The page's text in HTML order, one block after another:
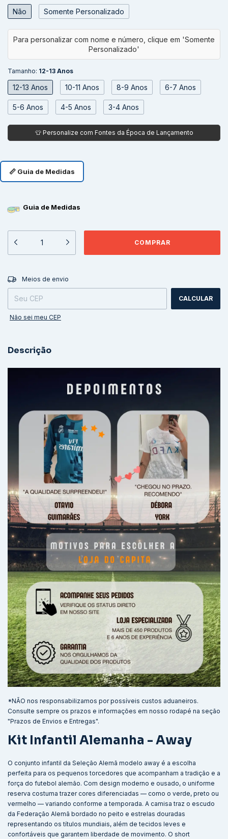
Não Somente Personalizado
Tamanho: 12-13 Anos
12-13 Anos 10-11 Anos 8-9 Anos 6-7 Anos
5-6 Anos 4-5 Anos 3-4 Anos
📏 Guia de Medidas
Guia de Medidas
Entregas para o CEP:
Meios de envio
CALCULAR
Não sei meu CEP
Descrição
*NÃO nos responsabilizamos por possíveis custos aduaneiros.
Consulte sempre os prazos e informações em nosso rodapé na seção
"Prazos de Envios e Entregas".
Kit Infantil Alemanha - Away
O conjunto infantil da Seleção Alemã modelo away é a escolha
perfeita para os pequenos torcedores que acompanham a tradição e a
força do futebol alemão. Com design moderno e ousado, o uniforme
reserva costuma trazer cores diferenciadas — como o verde, preto ou
vermelho — variando conforme a temporada. A camisa traz o escudo
da Federação Alemã bordado no peito e estrelas douradas
representando os títulos mundiais, além de tecidos leves e
confortáveis que garantem liberdade de movimento. O short